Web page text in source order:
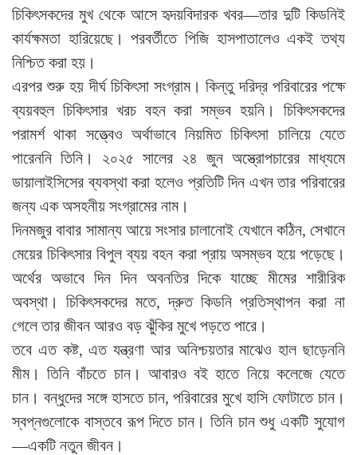
চিকিৎসকদের মুখ থেকে আসে হৃদয়বিদারক খবর—তার দুটি কিডনিই
কার্যক্ষমতা হারিয়েছে। পরবর্তীতে পিজি হাসপাতালেও একই তথ্য
নিশ্চিত করা হয়।
এরপর শুরু হয় দীর্ঘ চিকিৎসা সংগ্রাম। কিন্তু দরিদ্র পরিবারের পক্ষে
ব্যয়বহুল চিকিৎসার খরচ বহন করা সম্ভব হয়নি। চিকিৎসকদের
পরামর্শ থাকা সত্ত্বেও অর্থাভাবে নিয়মিত চিকিৎসা চালিয়ে যেতে
পারেননি তিনি। ২০২৫ সালের ২৪ জুন অস্ত্রোপচারের মাধ্যমে
ডায়ালাইসিসের ব্যবস্থা করা হলেও প্রতিটি দিন এখন তার পরিবারের
জন্য এক অসহনীয় সংগ্রামের নাম।
দিনমজুর বাবার সামান্য আয়ে সংসার চালানোই যেখানে কঠিন, সেখানে
মেয়ের চিকিৎসার বিপুল ব্যয় বহন করা প্রায় অসম্ভব হয়ে পড়েছে।
অর্থের অভাবে দিন দিন অবনতির দিকে যাচ্ছে মীমের শারীরিক
অবস্থা। চিকিৎসকদের মতে, দ্রুত কিডনি প্রতিস্থাপন করা না
গেলে তার জীবন আরও বড় ঝুঁকির মুখে পড়তে পারে।
তবে এত কষ্ট, এত যন্ত্রণা আর অনিশ্চয়তার মাঝেও হাল ছাড়েননি
মীম। তিনি বাঁচতে চান। আবারও বই হাতে নিয়ে কলেজে যেতে
চান। বন্ধুদের সঙ্গে হাসতে চান, পরিবারের মুখে হাসি ফোটাতে চান।
স্বপ্নগুলোকে বাস্তবে রূপ দিতে চান। তিনি চান শুধু একটি সুযোগ
—একটি নতুন জীবন।